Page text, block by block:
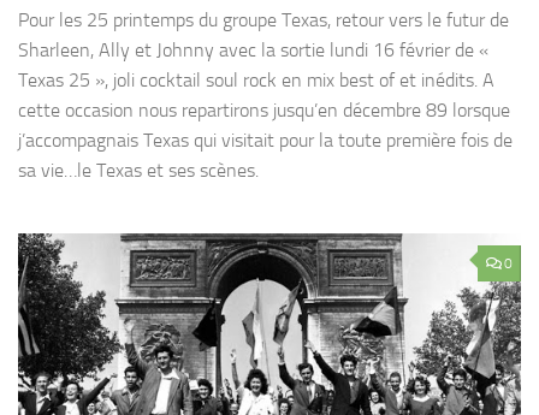
Pour les 25 printemps du groupe Texas, retour vers le futur de
Sharleen, Ally et Johnny avec la sortie lundi 16 février de «
Texas 25 », joli cocktail soul rock en mix best of et inédits. A
cette occasion nous repartirons jusqu’en décembre 89 lorsque
j’accompagnais Texas qui visitait pour la toute première fois de
sa vie…le Texas et ses scènes.
0